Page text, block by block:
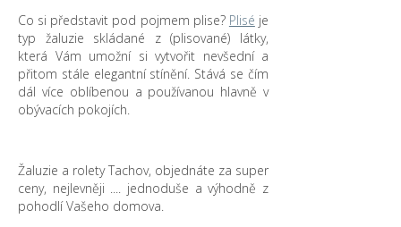
Co si představit pod pojmem plise? Plisé je
typ žaluzie skládané z (plisované) látky,
která Vám umožní si vytvořit nevšední a
přitom stále elegantní stínění. Stává se čím
dál více oblíbenou a používanou hlavně v
obývacích pokojích.
Žaluzie a rolety Tachov, objednáte za super
ceny, nejlevněji .... jednoduše a výhodně z
pohodlí Vašeho domova.